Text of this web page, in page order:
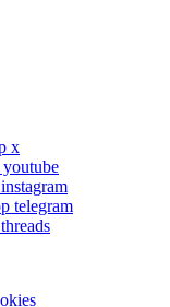
x
telegram